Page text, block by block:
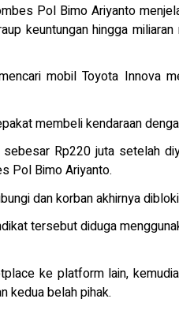
Pol Bimo Ariyanto
keuntungan hingga
mobil Toyota Innova
membeli kendaraan
Rp220 juta setelah
Pol Bimo Ariyanto.
dan korban akhirnya
tersebut diduga
ke platform lain,
kedua belah pihak.